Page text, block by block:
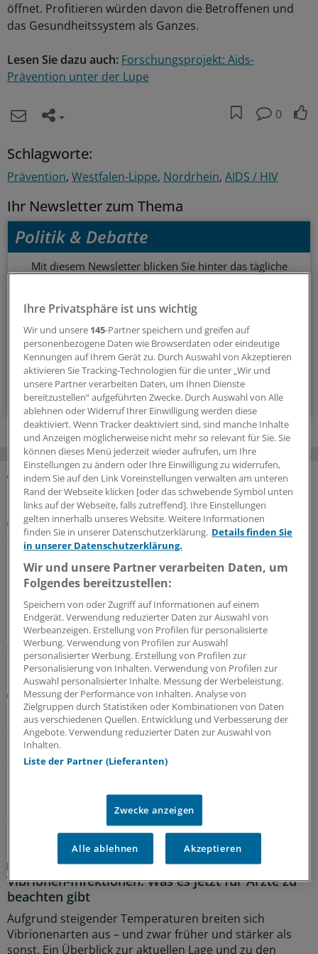
öffnet. Profitieren würden davon die Betroffenen und
das Gesundheitssystem als Ganzes.
Lesen Sie dazu auch: Forschungsprojekt: Aids-
Prävention unter der Lupe
0
Schlagworte:
Prävention Westfalen-Lippe Nordrhein AIDS / HIV
Ihr Newsletter zum Thema
Politik & Debatte
Mit diesem Newsletter blicken Sie hinter das tägliche
Hintergründen und einem Blick auf Themen, die die Agenda
bestimmen.
14-tägig, donnerstags
Zum Abonnieren bitte anmelden
MEHR ZUM THEMA
Plaques bewerten
Screening mittels Koronar-CT: Was das bringen
könnte
Moderne CT-Geräte können Koronargefäße sichtbar
machen. Sie können aber auch atherosklerotischen
Gefäßschäden tief in die Plaque-Seele blicken. Hat die
Koronar-CT eine große Screening-Zukunft?
05.08.2026
Künstliche Intelligenz
Bei urologischen Problemen: Fragen Sie Chatbot
„Urobert“
Nein, es ist nicht immer Krebs: Anders als die üblichen
Suchmaschinen im Internet will das Chat-Angebot der
erstmal beruhigen statt zu verunsichern.
Infektionsgefahr
Vibrionen-Infektionen: Was es jetzt für Ärzte zu
beachten gibt
Aufgrund steigender Temperaturen breiten sich
Vibrionenarten aus – und zwar früher und stärker als
sonst. Ein Überblick zur aktuellen Lage und zu den
Ihre Privatsphäre ist uns wichtig
Wir und unsere 145-Partner speichern und greifen auf
personenbezogene Daten wie Browserdaten oder eindeutige
Kennungen auf Ihrem Gerät zu. Durch Auswahl von Akzeptieren
aktivieren Sie Tracking-Technologien für die unter „Wir und
unsere Partner verarbeiten Daten, um Ihnen Dienste
bereitzustellen“ aufgeführten Zwecke. Durch Auswahl von Alle
ablehnen oder Widerruf Ihrer Einwilligung werden diese
deaktiviert. Wenn Tracker deaktiviert sind, sind manche Inhalte
und Anzeigen möglicherweise nicht mehr so relevant für Sie. Sie
können dieses Menü jederzeit wieder aufrufen, um Ihre
Einstellungen zu ändern oder Ihre Einwilligung zu widerrufen,
indem Sie auf den Link Voreinstellungen verwalten am unteren
Rand der Webseite klicken [oder das schwebende Symbol unten
links auf der Webseite, falls zutreffend]. Ihre Einstellungen
gelten innerhalb unseres Website. Weitere Informationen
finden Sie in unserer Datenschutzerklärung. Details finden Sie
in unserer Datenschutzerklärung.
Wir und unsere Partner verarbeiten Daten, um
Folgendes bereitzustellen:
Speichern von oder Zugriff auf Informationen auf einem
Endgerät. Verwendung reduzierter Daten zur Auswahl von
Werbeanzeigen. Erstellung von Profilen für personalisierte
Werbung. Verwendung von Profilen zur Auswahl
personalisierter Werbung. Erstellung von Profilen zur
Personalisierung von Inhalten. Verwendung von Profilen zur
Auswahl personalisierter Inhalte. Messung der Werbeleistung.
Messung der Performance von Inhalten. Analyse von
Zielgruppen durch Statistiken oder Kombinationen von Daten
aus verschiedenen Quellen. Entwicklung und Verbesserung der
Angebote. Verwendung reduzierter Daten zur Auswahl von
Inhalten.
Liste der Partner (Lieferanten)
Zwecke anzeigen
Alle ablehnen Akzeptieren